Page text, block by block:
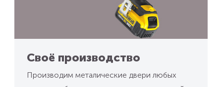
Своё производство
Производим металические двери любых